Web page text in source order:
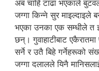
अब चाहिं टाढा भएकाले
जग्गा किन्ने सुर माइल्दाइले
भएका उनका एक सम्धीले त
छन्। गुवाहाटीबाट
सर्ने र उतै बिहे गर्नेहरूको
जग्गा दलालले यिनै